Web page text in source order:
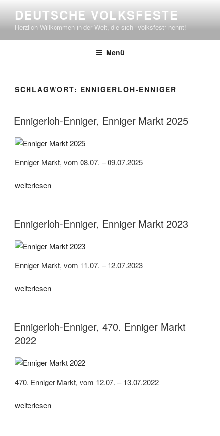
springen
DEUTSCHE VOLKSFESTE
Herzlich Willkommen in der Welt, die sich "Volksfest" nennt!
Menü
SCHLAGWORT: ENNIGERLOH-ENNIGER
Ennigerloh-Enniger, Enniger Markt 2025
Enniger Markt, vom 08.07. – 09.07.2025
„Ennigerloh-
Markt
weiterlesen
Ennigerloh-Enniger, Enniger Markt 2023
Enniger Markt, vom 11.07. – 12.07.2023
„Ennigerloh-
Markt
weiterlesen
Ennigerloh-Enniger, 470. Enniger Markt
2022
470. Enniger Markt, vom 12.07. – 13.07.2022
„Ennigerloh-
weiterlesen